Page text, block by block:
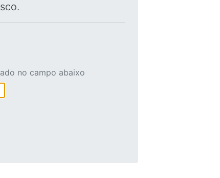
no campo abaixo